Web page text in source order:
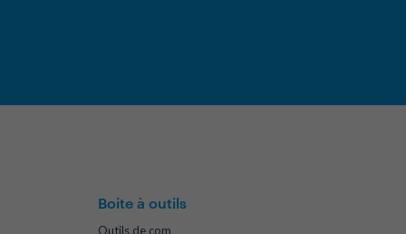
Boite à outils
Outils de com